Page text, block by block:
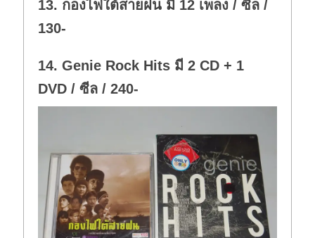
n
.
13. กองไฟใต้สายฝน มี 12 เพลง / ซีล /
130-
14. Genie Rock Hits มี 2 CD + 1
DVD / ซีล / 240-